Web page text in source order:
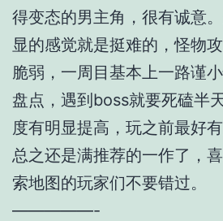
得变态的男主角，很有诚意
显的感觉就是挺难的，怪物
脆弱，一周目基本上一路谨
盘点，遇到boss就要死磕半
度有明显提高，玩之前最好有
总之还是满推荐的一作了，
索地图的玩家们不要错过。
—————-